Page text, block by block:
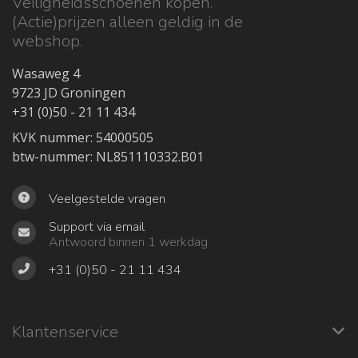
(Actie)prijzen alleen geldig in de
webshop.
Wasaweg 4
9723 JD Groningen
+31 (0)50 - 21 11 434
KVK nummer: 54000505
btw-nummer: NL851110332.B01
Veelgestelde vragen
Support via email
Antwoord binnen 1 werkdag
+31 (0)50 - 21 11 434
Klantenservice